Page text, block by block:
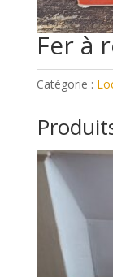
Fer à
Catégorie :